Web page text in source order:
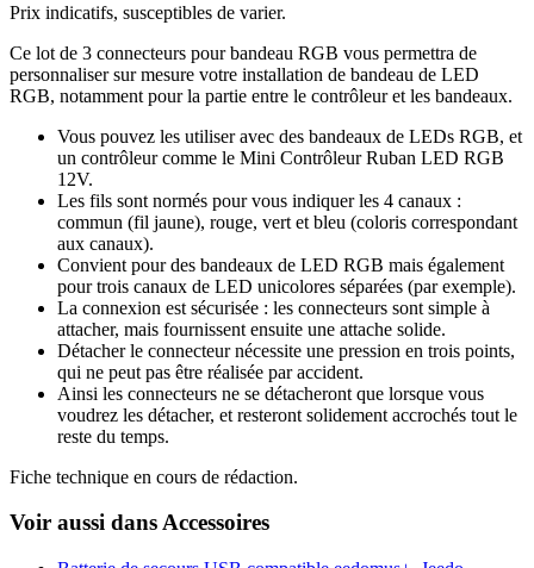
Prix indicatifs, susceptibles de varier.
Ce lot de 3 connecteurs pour bandeau RGB vous permettra de
personnaliser sur mesure votre installation de bandeau de LED
RGB, notamment pour la partie entre le contrôleur et les bandeaux.
Vous pouvez les utiliser avec des bandeaux de LEDs RGB, et
un contrôleur comme le Mini Contrôleur Ruban LED RGB
12V.
Les fils sont normés pour vous indiquer les 4 canaux :
commun (fil jaune), rouge, vert et bleu (coloris correspondant
aux canaux).
Convient pour des bandeaux de LED RGB mais également
pour trois canaux de LED unicolores séparées (par exemple).
La connexion est sécurisée : les connecteurs sont simple à
attacher, mais fournissent ensuite une attache solide.
Détacher le connecteur nécessite une pression en trois points,
qui ne peut pas être réalisée par accident.
Ainsi les connecteurs ne se détacheront que lorsque vous
voudrez les détacher, et resteront solidement accrochés tout le
reste du temps.
Fiche technique en cours de rédaction.
Voir aussi dans Accessoires